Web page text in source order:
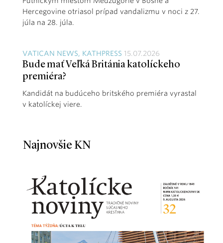
Hercegovine otriasol prípad vandalizmu v noci z 27.
júla na 28. júla.
VATICAN NEWS, KATHPRESS 15.07.2026
Bude mať Veľká Británia katolíckeho
premiéra?
Kandidát na budúceho britského premiéra vyrastal
v katolíckej viere.
Najnovšie KN